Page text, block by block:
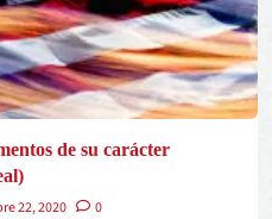
de su carácter
22, 2020 0